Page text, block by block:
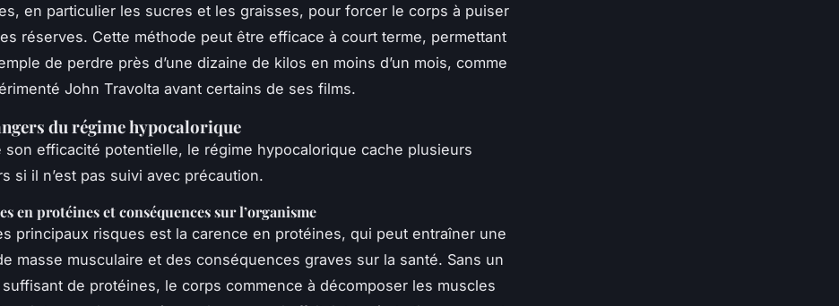
en particulier les sucres et les graisses, pour forcer le corps à puiser
réserves. Cette méthode peut être efficace à court terme, permettant
de perdre près d’une dizaine de kilos en moins d’un mois, comme
John Travolta avant certains de ses films.
du régime hypocalorique
son efficacité potentielle, le régime hypocalorique cache plusieurs
si il n’est pas suivi avec précaution.
en protéines et conséquences sur l’organisme
principaux risques est la carence en protéines, qui peut entraîner une
masse musculaire et des conséquences graves sur la santé. Sans un
de protéines, le corps commence à décomposer les muscles